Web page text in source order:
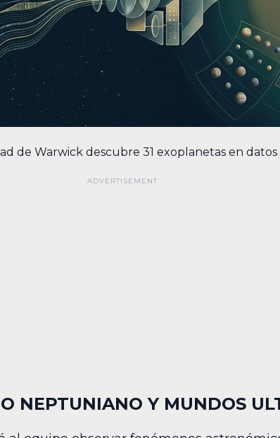
de Warwick descubre 31 exoplanetas en datos
NEPTUNIANO Y MUNDOS